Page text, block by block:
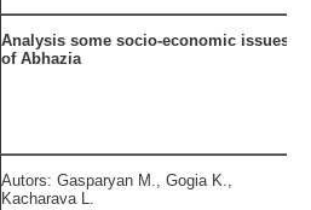
Analysis some socio-economic issues
of Abhazia
Autors: Gasparyan M., Gogia K.,
Kacharava L.